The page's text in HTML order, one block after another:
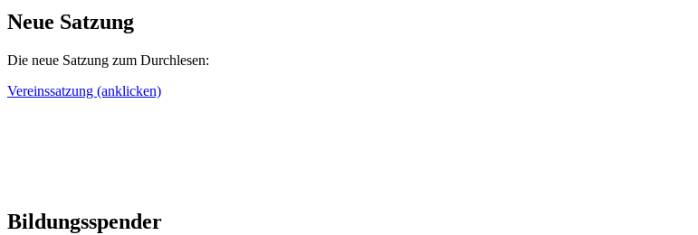
Neue Satzung
Die neue Satzung zum Durchlesen:
Vereinssatzung (anklicken)
Bildungsspender